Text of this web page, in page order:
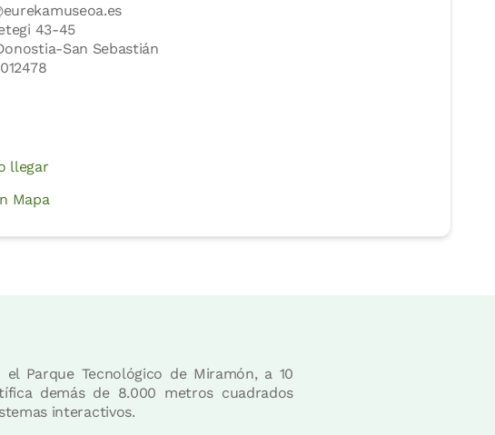
43-45
San Sebastián
llegar
Mapa
Parque Tecnológico de Miramón, a 10
demás de 8.000 metros cuadrados
interactivos.